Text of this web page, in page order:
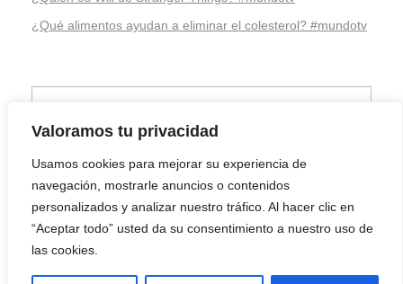
Valoramos tu privacidad
Usamos cookies para mejorar su experiencia de
navegación, mostrarle anuncios o contenidos
personalizados y analizar nuestro tráfico. Al hacer clic en
“Aceptar todo” usted da su consentimiento a nuestro uso de
las cookies.
¿Qué alimentos ayudan a eliminar el colesterol? #mundotv